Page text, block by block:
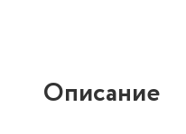
Описание